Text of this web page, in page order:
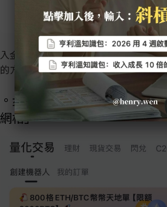
入金完成之後，往下將實際說明開啟「
的方法。
。步驟 1. 點選主頁面的「交
網格」